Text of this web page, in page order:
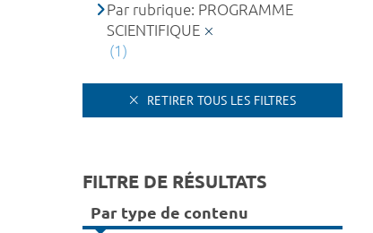
Par rubrique: PROGRAMME
SCIENTIFIQUE
(1)
RETIRER TOUS LES FILTRES
FILTRE DE RÉSULTATS
Par type de contenu